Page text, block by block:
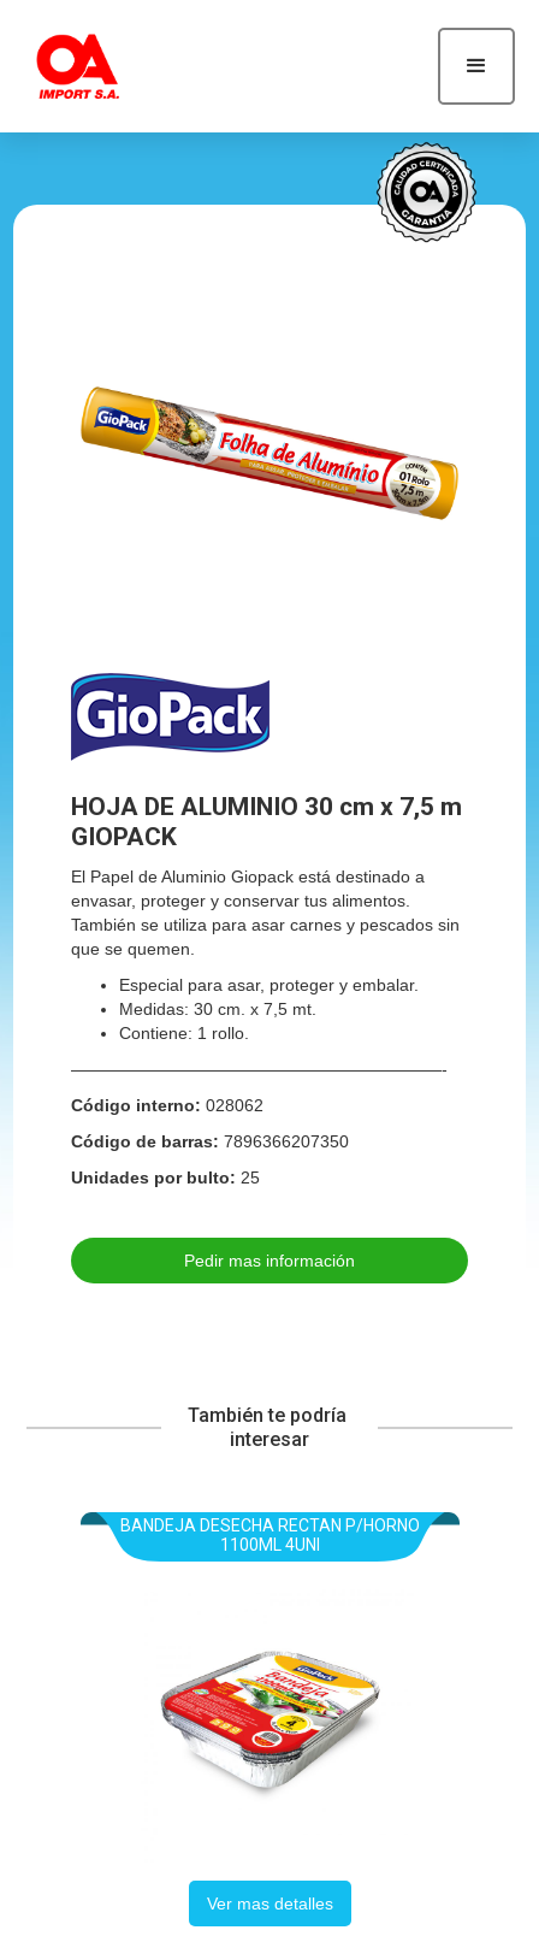
HOJA DE ALUMINIO 30 cm x 7,5 m
GIOPACK
El Papel de Aluminio Giopack está destinado a
envasar, proteger y conservar tus alimentos.
También se utiliza para asar carnes y pescados sin
que se quemen.
Especial para asar, proteger y embalar.
Medidas: 30 cm. x 7,5 mt.
Contiene: 1 rollo.
——————————————————————-
Código interno: 028062
Código de barras: 7896366207350
Unidades por bulto: 25
Pedir mas información
También te podría
interesar
BANDEJA DESECHA RECTAN P/HORNO
1100ML 4UNI
Ver mas detalles